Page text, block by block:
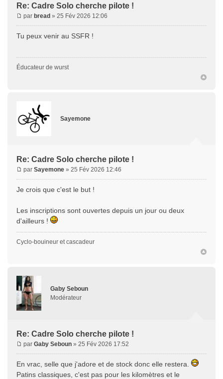
Re: Cadre Solo cherche pilote !
par bread » 25 Fév 2026 12:06
Tu peux venir au SSFR !
Éducateur de wurst
Sayemone
Re: Cadre Solo cherche pilote !
par Sayemone » 25 Fév 2026 12:46
Je crois que c'est le but !
Les inscriptions sont ouvertes depuis un jour ou deux
d'ailleurs !
Cyclo-bouineur et cascadeur
Gaby Seboun
Modérateur
Re: Cadre Solo cherche pilote !
par Gaby Seboun » 25 Fév 2026 17:52
En vrac, selle que j'adore et de stock donc elle restera.
Patins classiques, c'est pas pour les kilomètres et le